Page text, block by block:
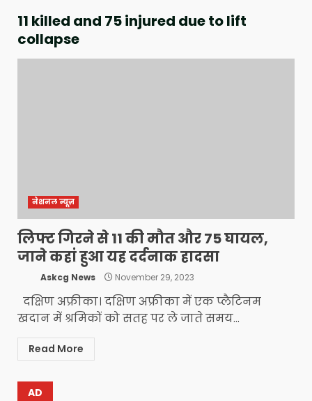
11 killed and 75 injured due to lift
collapse
नेशनल न्यूज़
लिफ्ट गिरने से 11 की मौत और 75 घायल,
जाने कहां हुआ यह दर्दनाक हादसा
Askcg News November 29, 2023
दक्षिण अफ्रीका। दक्षिण अफ्रीका में एक प्लैटिनम
खदान में श्रमिकों को सतह पर ले जाते समय...
Read More
AD